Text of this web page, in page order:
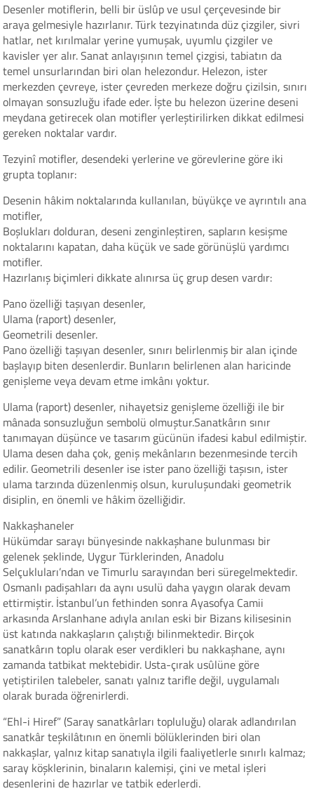
Desenler motiflerin, belli bir üslûp ve usul çerçevesinde bir
araya gelmesiyle hazırlanır. Türk tezyinatında düz çizgiler, sivri
hatlar, net kırılmalar yerine yumuşak, uyumlu çizgiler ve
kavisler yer alır. Sanat anlayışının temel çizgisi, tabiatın da
temel unsurlarından biri olan helezondur. Helezon, ister
merkezden çevreye, ister çevreden merkeze doğru çizilsin, sınırı
olmayan sonsuzluğu ifade eder. İşte bu helezon üzerine deseni
meydana getirecek olan motifler yerleştirilirken dikkat edilmesi
gereken noktalar vardır.
Tezyinî motifler, desendeki yerlerine ve görevlerine göre iki
grupta toplanır:
Desenin hâkim noktalarında kullanılan, büyükçe ve ayrıntılı ana
motifler,
Boşlukları dolduran, deseni zenginleştiren, sapların kesişme
noktalarını kapatan, daha küçük ve sade görünüşlü yardımcı
motifler.
Hazırlanış biçimleri dikkate alınırsa üç grup desen vardır:
Pano özelliği taşıyan desenler,
Ulama (raport) desenler,
Geometrili desenler.
Pano özelliği taşıyan desenler, sınırı belirlenmiş bir alan içinde
başlayıp biten desenlerdir. Bunların belirlenen alan haricinde
genişleme veya devam etme imkânı yoktur.
Ulama (raport) desenler, nihayetsiz genişleme özelliği ile bir
mânada sonsuzluğun sembolü olmuştur.Sanatkârın sınır
tanımayan düşünce ve tasarım gücünün ifadesi kabul edilmiştir.
Ulama desen daha çok, geniş mekânların bezenmesinde tercih
edilir. Geometrili desenler ise ister pano özelliği taşısın, ister
ulama tarzında düzenlenmiş olsun, kuruluşundaki geometrik
disiplin, en önemli ve hâkim özelliğidir.
Nakkaşhaneler
Hükümdar sarayı bünyesinde nakkaşhane bulunması bir
gelenek şeklinde, Uygur Türklerinden, Anadolu
Selçukluları’ndan ve Timurlu sarayından beri süregelmektedir.
Osmanlı padişahları da aynı usulü daha yaygın olarak devam
ettirmiştir. İstanbul’un fethinden sonra Ayasofya Camii
arkasında Arslanhane adıyla anılan eski bir Bizans kilisesinin
üst katında nakkaşların çalıştığı bilinmektedir. Birçok
sanatkârın toplu olarak eser verdikleri bu nakkaşhane, aynı
zamanda tatbikat mektebidir. Usta-çırak usûlüne göre
yetiştirilen talebeler, sanatı yalnız tarifle değil, uygulamalı
olarak burada öğrenirlerdi.
“Ehl-i Hiref” (Saray sanatkârları topluluğu) olarak adlandırılan
sanatkâr teşkilâtının en önemli bölüklerinden biri olan
nakkaşlar, yalnız kitap sanatıyla ilgili faaliyetlerle sınırlı kalmaz;
saray köşklerinin, binaların kalemişi, çini ve metal işleri
desenlerini de hazırlar ve tatbik ederlerdi.